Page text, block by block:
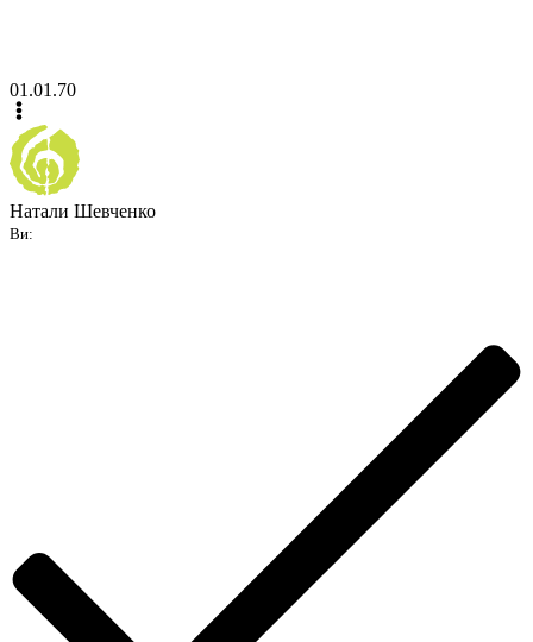
01.01.70
Натали Шевченко
Ви: